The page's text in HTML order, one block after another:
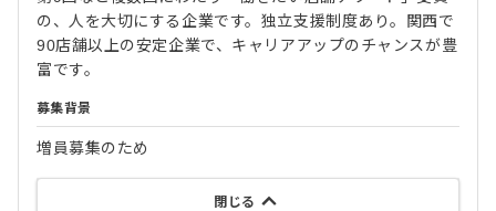
の、人を大切にする企業です。独立支援制度あり。関西で
90店舗以上の安定企業で、キャリアアップのチャンスが豊
富です。
募集背景
増員募集のため
閉じる